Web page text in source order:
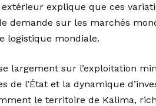
explique que ces
demande sur les marchés
logistique mondiale.
largement sur l’exploitation
de l’État et la dynamique
le territoire de Kalima,